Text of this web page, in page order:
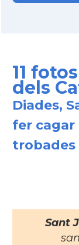
11
dels
Diades,
fer cagar
trobades
Sant